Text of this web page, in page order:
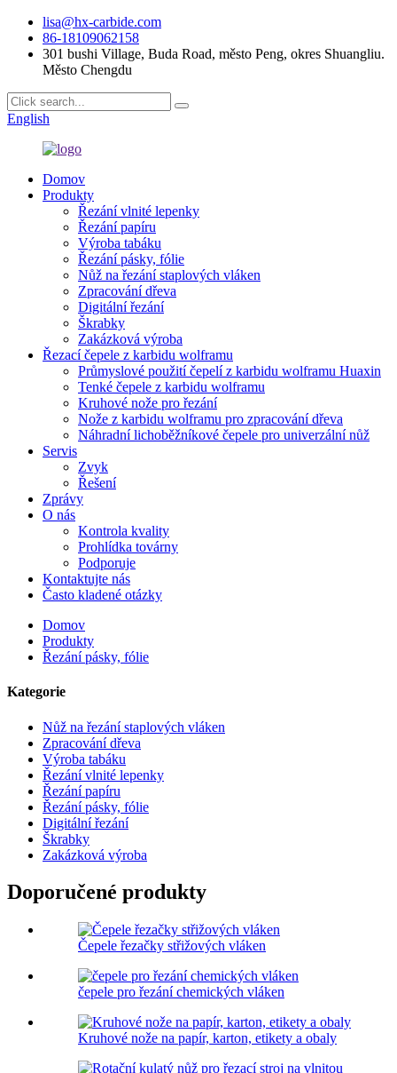
lisa@hx-carbide.com
86-18109062158
301 bushi Village, Buda Road, město Peng, okres Shuangliu.
Město Chengdu
English
Domov
Produkty
Řezání vlnité lepenky
Řezání papíru
Výroba tabáku
Řezání pásky, fólie
Nůž na řezání staplových vláken
Zpracování dřeva
Digitální řezání
Škrabky
Zakázková výroba
Řezací čepele z karbidu wolframu
Průmyslové použití čepelí z karbidu wolframu Huaxin
Tenké čepele z karbidu wolframu
Kruhové nože pro řezání
Nože z karbidu wolframu pro zpracování dřeva
Náhradní lichoběžníkové čepele pro univerzální nůž
Servis
Zvyk
Řešení
Zprávy
O nás
Kontrola kvality
Prohlídka továrny
Podporuje
Kontaktujte nás
Často kladené otázky
Domov
Produkty
Řezání pásky, fólie
Kategorie
Nůž na řezání staplových vláken
Zpracování dřeva
Výroba tabáku
Řezání vlnité lepenky
Řezání papíru
Řezání pásky, fólie
Digitální řezání
Škrabky
Zakázková výroba
Doporučené produkty
Čepele řezačky střižových vláken
čepele pro řezání chemických vláken
Kruhové nože na papír, karton, etikety a obaly